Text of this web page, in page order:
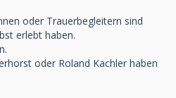
oder Trauerbegleitern sind
erlebt haben.
oder Roland Kachler haben